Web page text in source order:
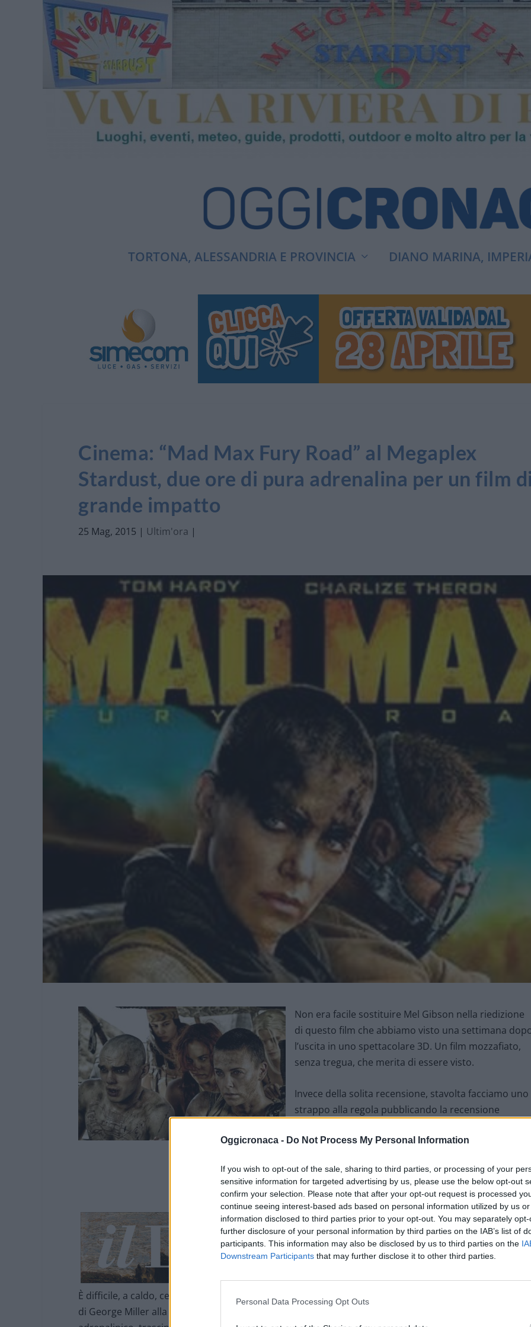
Oggicronaca - Do Not Process My Personal Information
If you wish to opt-out of the sale, sharing to third parties, or processing of your
sensitive information for targeted advertising by us, please use the below opt-out
confirm your selection. Please note that after your opt-out request is processed
continue seeing interest-based ads based on personal information utilized by us
information disclosed to third parties prior to your opt-out. You may separately
further disclosure of your personal information by third parties on the IAB’s list of
participants. This information may also be disclosed by us to third parties on the
Downstream Participants that may further disclose it to other third parties.
Personal Data Processing Opt Outs
TORTONA, ALESSANDRIA E PROVINCIA DIANO MARINA,
Cinema: “Mad Max Fury Road” al Megaplex
Stardust, due ore di pura adrenalina per un film
grande impatto
25 Mag, 2015 | Ultim'ora |
Non era facile sostituire Mel Gibson nella riedizione
di questo film che abbiamo visto una settimana
l’uscita in uno spettacolare 3D. Un film mozzafiato,
senza tregua, che merita di essere visto.
Invece della solita recensione, stavolta facciamo uno
strappo alla regola pubblicando la recensione
che ci è piaciuta molto.
******************************
È difficile, a caldo, cercare di mantenere la lucidità e l’obiettività necessarie per commentare il ritorno
di George Miller alla saga cult di Mad Max. Senza troppi giri di parole, Fury Road è un irresistibile,